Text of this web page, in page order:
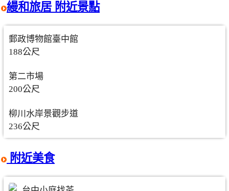
縵和旅居 附近景點
郵政博物館臺中館
188公尺
第二市場
200公尺
柳川水岸景觀步道
236公尺
附近美食